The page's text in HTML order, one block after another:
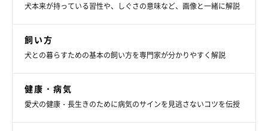
一緒に遊ぼう！あるある行動
犬本来が持っている習性や、しぐさの意味など、画像と一緒に解説
飼い方
犬との暮らすための基本の飼い方を専門家が分かりやすく解説
健康・病気
愛犬の健康・長生きのために病気のサインを見逃さないコツを伝授